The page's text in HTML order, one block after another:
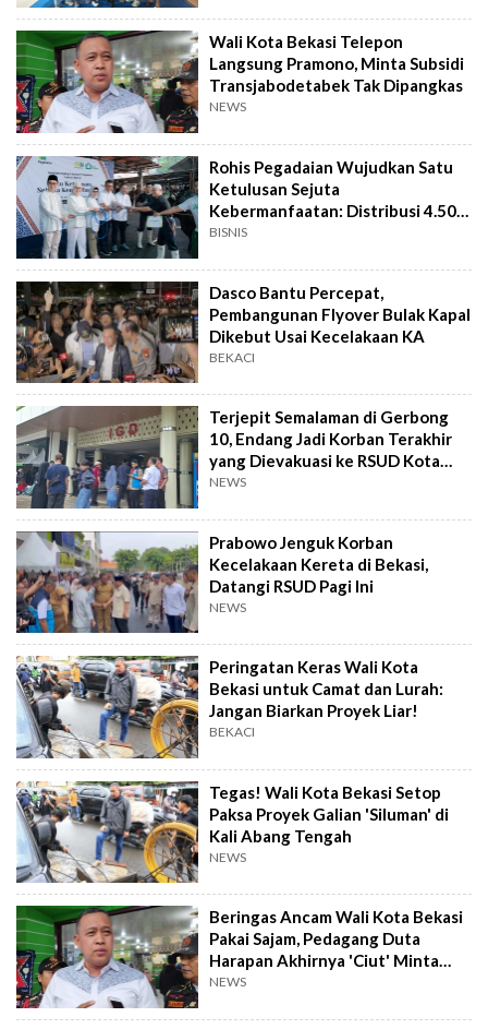
Wali Kota Bekasi Telepon
Langsung Pramono, Minta Subsidi
Transjabodetabek Tak Dipangkas
NEWS
Rohis Pegadaian Wujudkan Satu
Ketulusan Sejuta
Kebermanfaatan: Distribusi 4.500
Paket Daging Kurban
BISNIS
Dasco Bantu Percepat,
Pembangunan Flyover Bulak Kapal
Dikebut Usai Kecelakaan KA
BEKACI
Terjepit Semalaman di Gerbong
10, Endang Jadi Korban Terakhir
yang Dievakuasi ke RSUD Kota
Bekasi
NEWS
Prabowo Jenguk Korban
Kecelakaan Kereta di Bekasi,
Datangi RSUD Pagi Ini
NEWS
Peringatan Keras Wali Kota
Bekasi untuk Camat dan Lurah:
Jangan Biarkan Proyek Liar!
BEKACI
Tegas! Wali Kota Bekasi Setop
Paksa Proyek Galian 'Siluman' di
Kali Abang Tengah
NEWS
Beringas Ancam Wali Kota Bekasi
Pakai Sajam, Pedagang Duta
Harapan Akhirnya 'Ciut' Minta
Maaf
NEWS